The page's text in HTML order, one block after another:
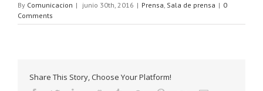
By Comunicacion | junio 30th, 2016 | Prensa, Sala de prensa | 0
Comments
Share This Story, Choose Your Platform!